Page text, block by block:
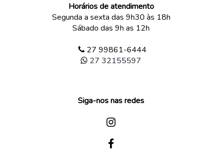
Horários de atendimento
Segunda a sexta das 9h30 às 18h
Sábado das 9h as 12h
27 99861-6444
27 32155597
Siga-nos nas redes